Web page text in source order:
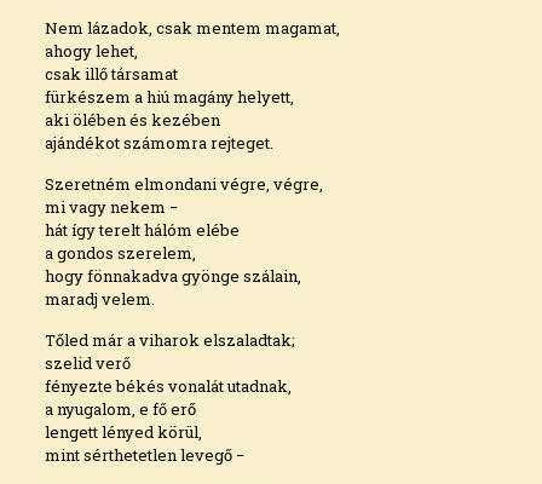
Nem lázadok, csak mentem magamat,
ahogy lehet,
csak illő társamat
fürkészem a hiú magány helyett,
aki ölében és kezében
ajándékot számomra rejteget.
Szeretném elmondani végre, végre,
mi vagy nekem −
hát így terelt hálóm elébe
a gondos szerelem,
hogy fönnakadva gyönge szálain,
maradj velem.
Tőled már a viharok elszaladtak;
szelid verő
fényezte békés vonalát utadnak,
a nyugalom, e fő erő
lengett lényed körül,
mint sérthetetlen levegő −